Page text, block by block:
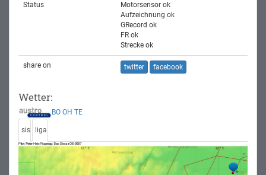
Status
Motorsensor ok
Aufzeichnung ok
GRecord ok
FR ok
Strecke ok
share on twitter facebook
Wetter:
BO OH TE
sis liga